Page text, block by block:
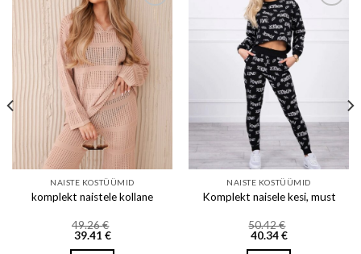
Add to wishlist
NAISTE KOSTÜÜMID
komplekt naistele kollane
49.26€
39.41 €
Add to wishlist
NAISTE KOSTÜÜMID
Komplekt naisele kesi, must
50.42€
40.34€